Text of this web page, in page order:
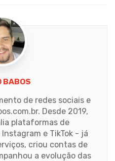
BABOS
de redes sociais e
Desde 2019,
plataformas de
e TikTok - já
criou contas de
a evolução das